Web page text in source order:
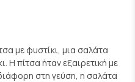
με φυστίκι, μια σαλάτα
Η πίτσα ήταν εξαιρετική με
στη γεύση, η σαλάτα